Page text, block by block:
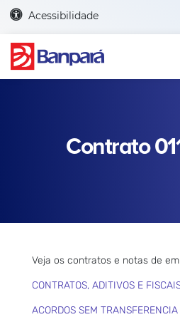
Acessibilidade
Contrato
Veja os contratos e notas de
CONTRATOS, ADITIVOS E
ACORDOS SEM